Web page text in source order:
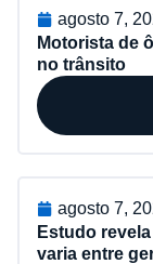
agosto 7,
Motorista de
no trânsito
agosto 7,
Estudo
varia entre